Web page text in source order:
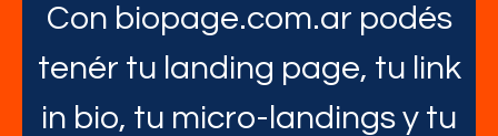
Con biopage.com.ar podés
tenér tu landing page, tu link
in bio, tu micro-landings y tu